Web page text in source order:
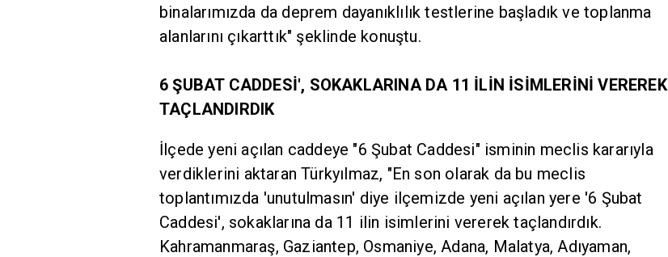
binalarımızda da deprem dayanıklılık testlerine başladık ve toplanma
alanlarını çıkarttık" şeklinde konuştu.
6 ŞUBAT CADDESİ', SOKAKLARINA DA 11 İLİN İSİMLERİNİ VEREREK
TAÇLANDIRDIK
İlçede yeni açılan caddeye "6 Şubat Caddesi" isminin meclis kararıyla
verdiklerini aktaran Türkyılmaz, "En son olarak da bu meclis
toplantımızda 'unutulmasın' diye ilçemizde yeni açılan yere '6 Şubat
Caddesi', sokaklarına da 11 ilin isimlerini vererek taçlandırdık.
Kahramanmaraş, Gaziantep, Osmaniye, Adana, Malatya, Adıyaman,